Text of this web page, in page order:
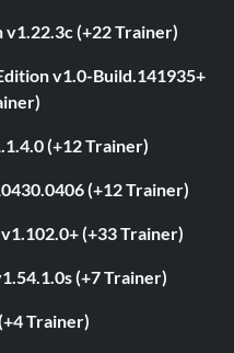
v1.22.3c (+22 Trainer)
v1.0-Build.141935+
(+12 Trainer)
(+12 Trainer)
(+33 Trainer)
(+7 Trainer)
Trainer)